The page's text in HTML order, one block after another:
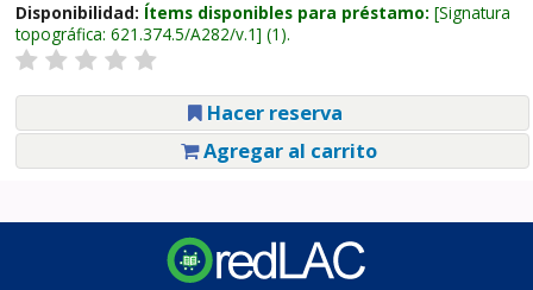
Disponibilidad: Ítems disponibles para préstamo: Signatura
topográfica: 621.374.5/A282/v.1 (1).
Hacer reserva
Agregar al carrito